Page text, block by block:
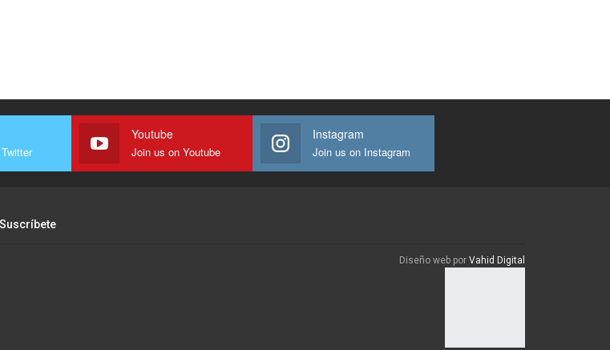
Youtube
Join us on Youtube
Instagram
Join us on Instagram
Suscríbete
Diseño web por Vahid Digital